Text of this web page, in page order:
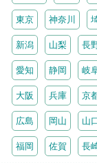
東京 神奈川
新潟 山梨 長
愛知 静岡 岐
大阪 兵庫 京
広島 岡山 山
福岡 佐賀 長